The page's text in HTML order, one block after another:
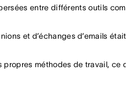
entre différents outils
et d’échanges d’emails
propres méthodes de travail,